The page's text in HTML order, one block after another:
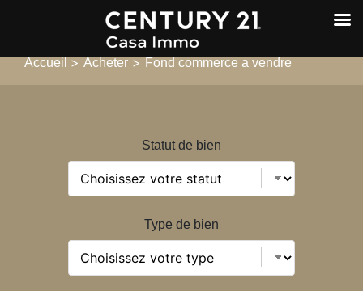
Accueil > Acheter > Fond commerce a vendre
Statut de bien
Type de bien